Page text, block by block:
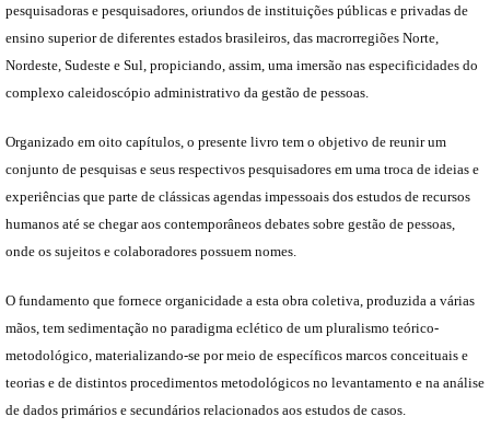
pesquisadoras e pesquisadores, oriundos de instituições públicas e privadas de
ensino superior de diferentes estados brasileiros, das macrorregiões Norte,
Nordeste, Sudeste e Sul, propiciando, assim, uma imersão nas especificidades do
complexo caleidoscópio administrativo da gestão de pessoas.
Organizado em oito capítulos, o presente livro tem o objetivo de reunir um
conjunto de pesquisas e seus respectivos pesquisadores em uma troca de ideias e
experiências que parte de clássicas agendas impessoais dos estudos de recursos
humanos até se chegar aos contemporâneos debates sobre gestão de pessoas,
onde os sujeitos e colaboradores possuem nomes.
O fundamento que fornece organicidade a esta obra coletiva, produzida a várias
mãos, tem sedimentação no paradigma eclético de um pluralismo teórico-
metodológico, materializando-se por meio de específicos marcos conceituais e
teorias e de distintos procedimentos metodológicos no levantamento e na análise
de dados primários e secundários relacionados aos estudos de casos.